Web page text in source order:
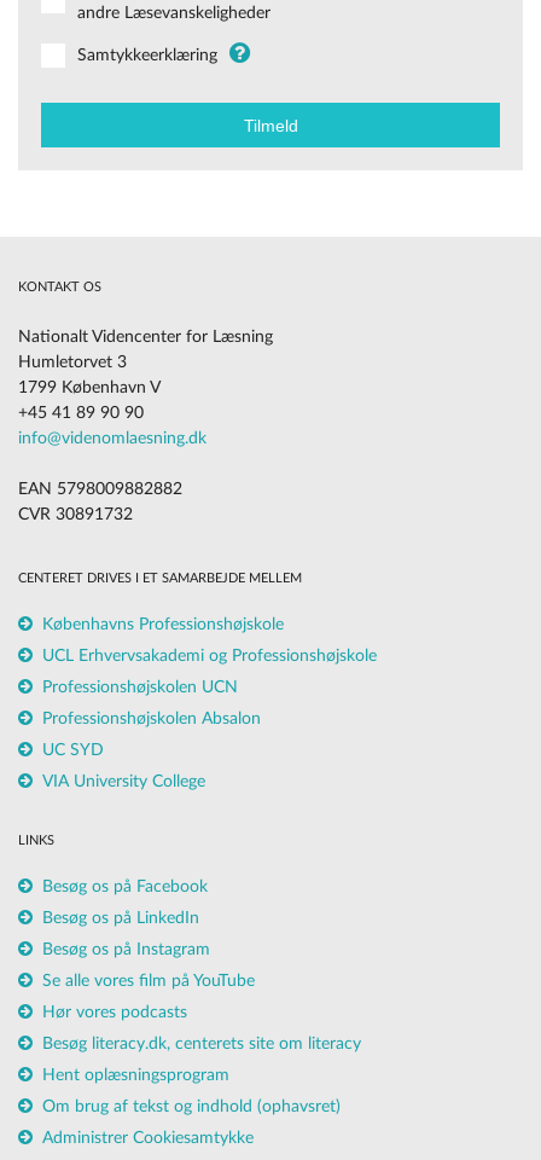
andre Læsevanskeligheder
Samtykkeerklæring
KONTAKT OS
Nationalt Videncenter for Læsning
Humletorvet 3
1799 København V
+45 41 89 90 90
info@videnomlaesning.dk
EAN 5798009882882
CVR 30891732
CENTERET DRIVES I ET SAMARBEJDE MELLEM
Københavns Professionshøjskole
UCL Erhvervsakademi og Professionshøjskole
Professionshøjskolen UCN
Professionshøjskolen Absalon
UC SYD
VIA University College
LINKS
Besøg os på Facebook
Besøg os på LinkedIn
Besøg os på Instagram
Se alle vores film på YouTube
Hør vores podcasts
Besøg literacy.dk, centerets site om literacy
Hent oplæsningsprogram
Om brug af tekst og indhold (ophavsret)
Administrer Cookiesamtykke